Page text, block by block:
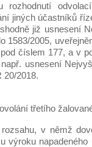
rozhodnutí
jiných účastníků
již usnesení
1583/2005,
číslem 177, a v
usnesení
20/2018.
třetího
v němž
výroku